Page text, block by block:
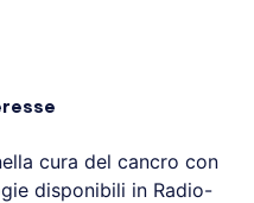
cura del cancro con
disponibili in Radio-